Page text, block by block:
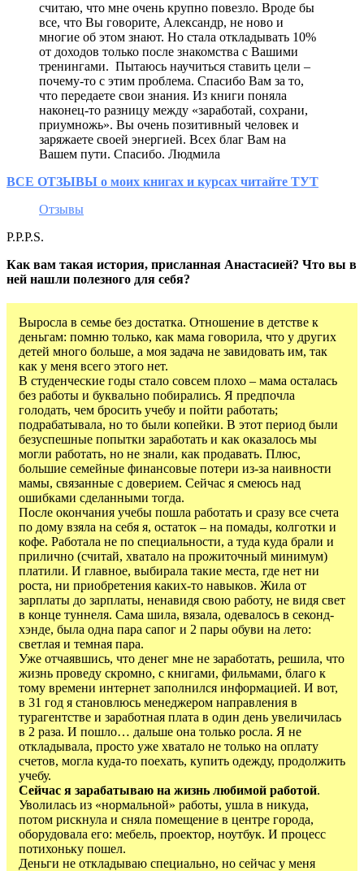
считаю, что мне очень крупно повезло. Вроде бы
все, что Вы говорите, Александр, не ново и
многие об этом знают. Но стала откладывать 10%
от доходов только после знакомства с Вашими
тренингами. Пытаюсь научиться ставить цели –
почему-то с этим проблема. Спасибо Вам за то,
что передаете свои знания. Из книги поняла
наконец-то разницу между «заработай, сохрани,
приумножь». Вы очень позитивный человек и
заряжаете своей энергией. Всех благ Вам на
Вашем пути. Спасибо. Людмила
ВСЕ ОТЗЫВЫ о моих книгах и курсах читайте ТУТ
Отзывы
P.P.P.S.
Как вам такая история, присланная Анастасией? Что вы в
ней нашли полезного для себя?
Выросла в семье без достатка. Отношение в детстве к
деньгам: помню только, как мама говорила, что у других
детей много больше, а моя задача не завидовать им, так
как у меня всего этого нет.
В студенческие годы стало совсем плохо – мама осталась
без работы и буквально побирались. Я предпочла
голодать, чем бросить учебу и пойти работать;
подрабатывала, но то были копейки. В этот период были
безуспешные попытки заработать и как оказалось мы
могли работать, но не знали, как продавать. Плюс,
большие семейные финансовые потери из-за наивности
мамы, связанные с доверием. Сейчас я смеюсь над
ошибками сделанными тогда.
После окончания учебы пошла работать и сразу все счета
по дому взяла на себя я, остаток – на помады, колготки и
кофе. Работала не по специальности, а туда куда брали и
прилично (считай, хватало на прожиточный минимум)
платили. И главное, выбирала такие места, где нет ни
роста, ни приобретения каких-то навыков. Жила от
зарплаты до зарплаты, ненавидя свою работу, не видя свет
в конце туннеля. Сама шила, вязала, одевалось в секонд-
хэнде, была одна пара сапог и 2 пары обуви на лето:
светлая и темная пара.
Уже отчаявшись, что денег мне не заработать, решила, что
жизнь проведу скромно, с книгами, фильмами, благо к
тому времени интернет заполнился информацией. И вот,
в 31 год я становлюсь менеджером направления в
турагентстве и заработная плата в один день увеличилась
в 2 раза. И пошло… дальше она только росла. Я не
откладывала, просто уже хватало не только на оплату
счетов, могла куда-то поехать, купить одежду, продолжить
учебу.
Сейчас я зарабатываю на жизнь любимой работой.
Уволилась из «нормальной» работы, ушла в никуда,
потом рискнула и сняла помещение в центре города,
оборудовала его: мебель, проектор, ноутбук. И процесс
потихоньку пошел.
Деньги не откладываю специально, но сейчас у меня